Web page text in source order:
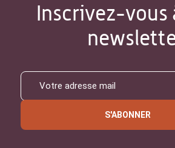
Inscrivez-vous
S'ABONNER